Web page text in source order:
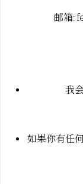
邮箱:
我
如果你有任